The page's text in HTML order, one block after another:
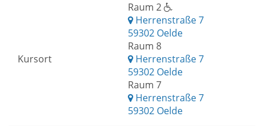
Kursort
Raum 2
Herrenstraße 7
59302 Oelde
Raum 8
Herrenstraße 7
59302 Oelde
Raum 7
Herrenstraße 7
59302 Oelde